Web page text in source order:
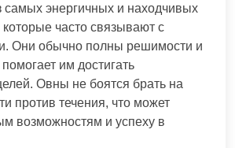
энергичных и находчивых
которые часто связывают с
Они обычно полны решимости и
им достигать
Овны не боятся брать на
против течения, что может
возможностям и успеху в